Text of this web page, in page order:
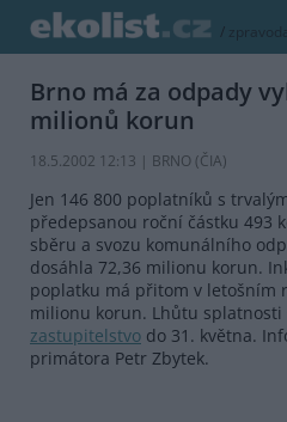
/
Brno má za odpady
milionů korun
18.5.2002 12:13 | BRNO (ČIA)
Jen 146 800 poplatníků s
předepsanou roční částku 493
sběru a svozu komunálního
dosáhla 72,36 milionu korun.
poplatku má přitom v letošním
milionu korun. Lhůtu splatnosti
zastupitelstvo do 31. května.
primátora Petr Zbytek.